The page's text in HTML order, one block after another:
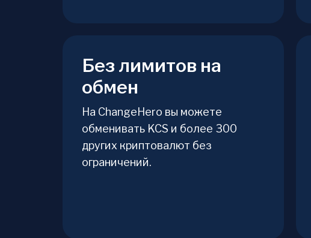
Без лимитов на
обмен
На ChangeHero вы можете
обменивать KCS и более 300
других криптовалют без
ограничений.